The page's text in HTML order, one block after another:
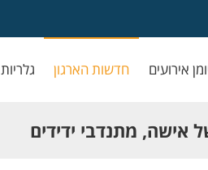
אירועים חדשות הארגון גלריות
מתנדבי ידידים